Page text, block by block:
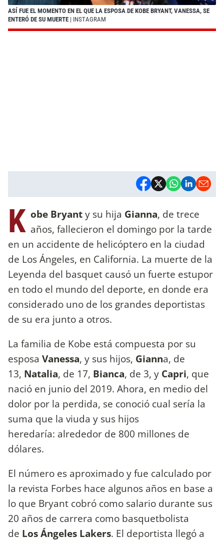
ASÍ FUE EL MOMENTO EN EL QUE LA ESPOSA DE KOBE BRYANT, VANESSA, SE
ENTERÓ DE SU MUERTE | INSTAGRAM
K obe Bryanty su hija Gianna, de trece
años, fallecieron el domingo por la tarde
en un accidente de helicóptero en la ciudad
de Los Ángeles, en California. La muerte de la
Leyenda del basquet causó un fuerte estupor
en todo el mundo del deporte, en donde era
considerado uno de los grandes deportistas
de su era junto a otros.
La familia de Kobe está compuesta por su
esposa Vanessa, y sus hijos, Gianna, de
13, Natalia, de 17, Bianca, de 3, y Capri, que
nació en junio del 2019. Ahora, en medio del
dolor por la perdida, se conoció cual sería la
suma que la viuda y sus hijos
heredaría: alrededor de 800 millones de
dólares.
El número es aproximado y fue calculado por
la revista Forbes hace algunos años en base a
lo que Bryant cobró como salario durante sus
20 años de carrera como basquetbolista
de Los Ángeles Lakers. El deportista llegó a